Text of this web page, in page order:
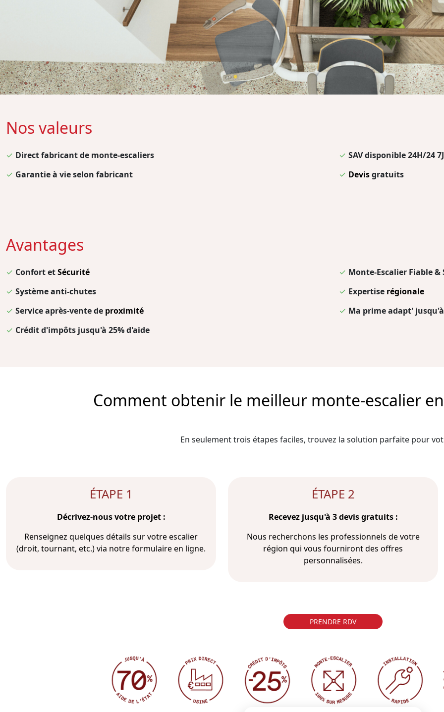
Nos valeurs
✓ Direct fabricant de monte-escaliers
✓ Garantie à vie selon fabricant
✓ SAV disponible 24H/24
✓ Devisgratuits
Avantages
✓ Confort etSécurité
✓ Système anti-chutes
✓ Service après-vente de proximité
✓ Crédit d'impôts jusqu'à 25% d'aide
✓ Monte-Escalier Fiable &
✓ Expertise régionale
✓ Ma prime adapt'
Comment obtenir le meilleur monte-escalier
En seulement trois étapes faciles, trouvez la solution parfaite pour
ÉTAPE 1
Décrivez-nous votre projet :
Renseignez quelques détails sur votre escalier
(droit, tournant, etc.) via notre formulaire en ligne.
ÉTAPE 2
Recevez jusqu'à 3 devis gratuits :
Nous recherchons les professionnels de votre
région qui vous fourniront des offres
personnalisées.
PRENDRE RDV